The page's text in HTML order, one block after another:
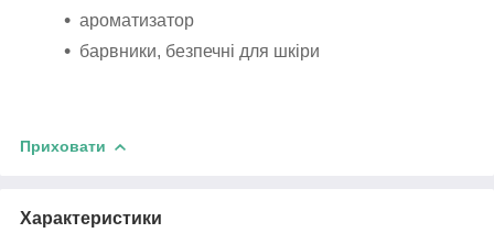
ароматизатор
барвники, безпечні для шкіри
Приховати
Характеристики